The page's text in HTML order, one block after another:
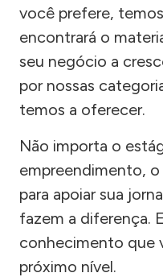
você prefere,
encontrará o
seu negócio a
por nossas
temos a oferecer.
Não importa o
empreendimento, o
para apoiar sua
fazem a diferença.
conhecimento que
próximo nível.